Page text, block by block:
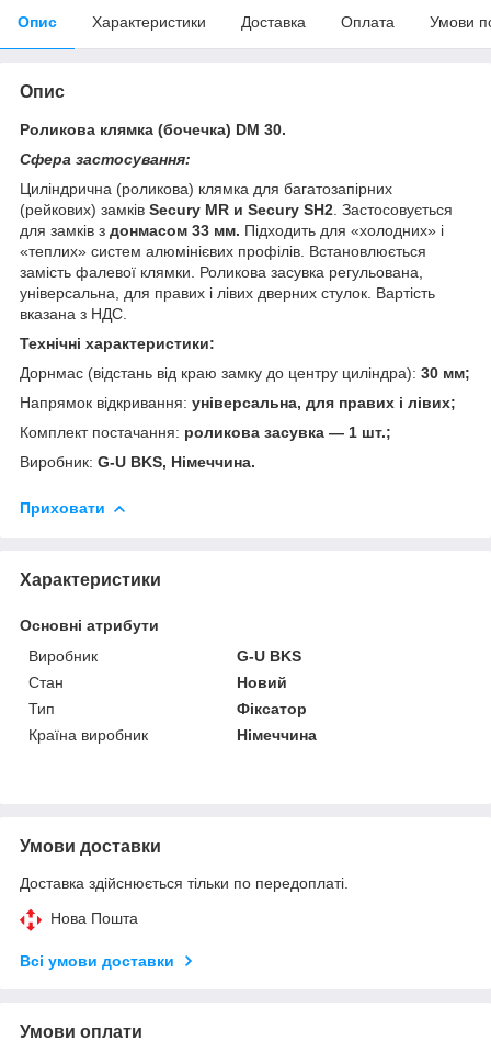
Опис Характеристики Доставка Оплата Умови
Опис
Роликова клямка (бочечка) DM 30.
Сфера застосування:
Циліндрична (роликова) клямка для багатозапірних
(рейкових) замків Secury MR и Secury SH2 . Застосовується
для замків з донмасом 33 мм. Підходить для «холодних» і
«теплих» систем алюмінієвих профілів. Встановлюється
замість фалевої клямки. Роликова засувка регульована,
універсальна, для правих і лівих дверних стулок. Вартість
вказана з НДС.
Технічні характеристики:
Дорнмас (відстань від краю замку до центру циліндра): 30 мм;
Напрямок відкривання: універсальна, для правих і лівих;
Комплект постачання: роликова засувка — 1 шт.;
Виробник: G-U BKS, Німеччина.
Приховати
Характеристики
Основні атрибути
Виробник
G-U BKS
Стан
Новий
Тип
Фіксатор
Країна виробник
Німеччина
Умови доставки
Доставка здійснюється тільки по передоплаті.
Нова Пошта
Всі умови доставки
Умови оплати